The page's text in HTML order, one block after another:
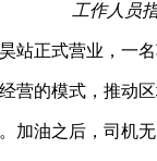
工作人员
站正式营业，一
的模式，推动区
油之后，司机